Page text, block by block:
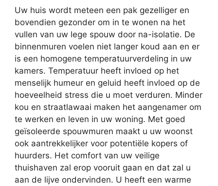
Uw huis wordt meteen een pak gezelliger en
bovendien gezonder om in te wonen na het
vullen van uw lege spouw door na-isolatie. De
binnenmuren voelen niet langer koud aan en er
is een homogene temperatuurverdeling in uw
kamers. Temperatuur heeft invloed op het
menselijk humeur en geluid heeft invloed op de
hoeveelheid stress die u moet verduren. Minder
kou en straatlawaai maken het aangenamer om
te werken en leven in uw woning. Met goed
geïsoleerde spouwmuren maakt u uw woonst
ook aantrekkelijker voor potentiële kopers of
huurders. Het comfort van uw veilige
thuishaven zal erop vooruit gaan en dat zal u
aan de lijve ondervinden. U heeft een warme